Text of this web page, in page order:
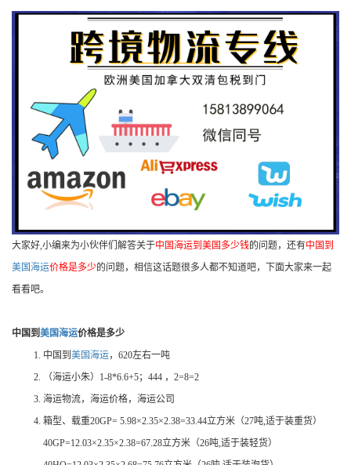
大家好,小编来为小伙伴们解答关于中国海运到美国多少钱的问题，还有中国到
美国海运价格是多少的问题，相信这话题很多人都不知道吧，下面大家来一起
看看吧。
中国到美国海运价格是多少
中国到 美国海运，620左右一吨
（海运小朱）1-8*6.6+5；444 ，2=8=2
海运物流，海运价格，海运公司
箱型、载重20GP= 5.98×2.35×2.38=33.44立方米（27吨,适于装重货）
40GP=12.03×2.35×2.38=67.28立方米（26吨,适于装轻货）